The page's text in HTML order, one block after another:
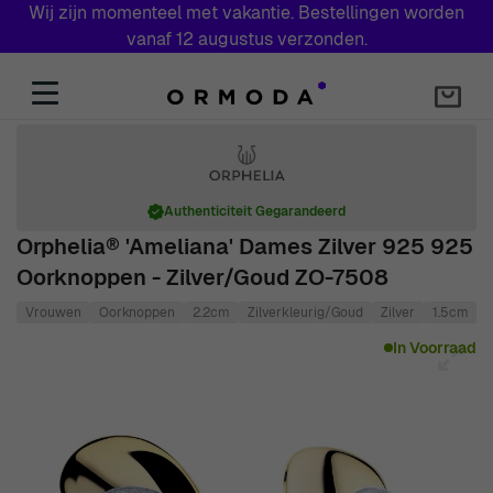
Wij zijn momenteel met vakantie. Bestellingen worden
vanaf 12 augustus verzonden.
Orphelia® 'Ameliana' Dames Zilver 925 925
Oorknoppen - Zilver/Goud ZO-7508
Authenticiteit Gegarandeerd
Vrouwen Oorknoppen 2.2cm Zilverkleurig/Goud Zilver 1.5cm
In Voorraad